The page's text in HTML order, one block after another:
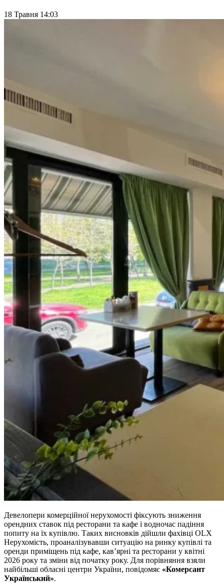
18 Травня 14:03
Девелопери комерційної нерухомості фіксують зниження
орендних ставок під ресторани та кафе і водночас падіння
попиту на їх купівлю. Таких висновків дійшли фахівці OLX
Нерухомість, проаналізувавши ситуацію на ринку купівлі та
оренди приміщень під кафе, кав’ярні та ресторани у квітні
2026 року та зміни від початку року. Для порівняння взяли
найбільші обласні центри України, повідомяє «Комерсант
Український».